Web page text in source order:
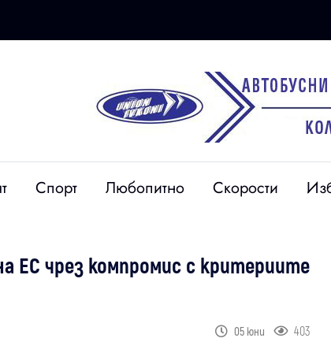
Спорт Любопитно Скорости
ЕС чрез компромис с критериите
05 юни 403